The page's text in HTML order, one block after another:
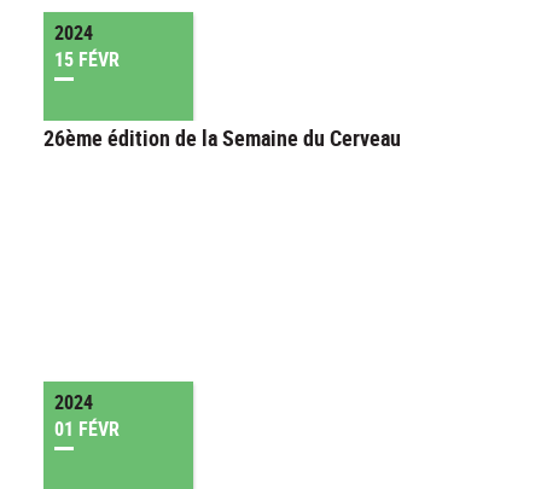
2024
15 FÉVR
26ème édition de la Semaine du Cerveau
2024
01 FÉVR